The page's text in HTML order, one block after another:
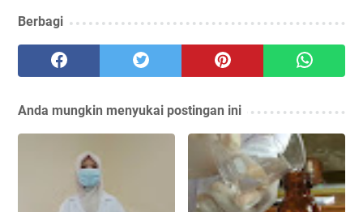
Berbagi
Anda mungkin menyukai postingan ini